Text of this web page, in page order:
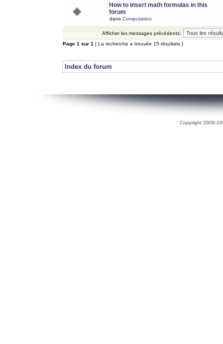
How to insert math formulas in this
forum
dans Computation
Afficher les messages précédents:
Page 1 sur 1 [ La recherche a trouvée 15 résultats ]
Index du forum
Copyright 2006-